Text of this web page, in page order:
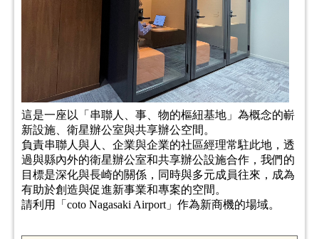
這是一座以「串聯人、事、物的樞紐基地」為概念的嶄
新設施、衛星辦公室與共享辦公空間。
負責串聯人與人、企業與企業的社區經理常駐此地，透
過與縣內外的衛星辦公室和共享辦公設施合作，我們的
目標是深化與長崎的關係，同時與多元成員往來，成為
有助於創造與促進新事業和專案的空間。
請利用「coto Nagasaki Airport」作為新商機的場域。